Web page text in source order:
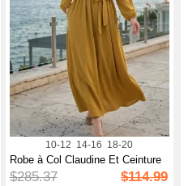
10-12 14-16 18-20
Robe à Col Claudine Et Ceinture
225...
$285.37 $114.99